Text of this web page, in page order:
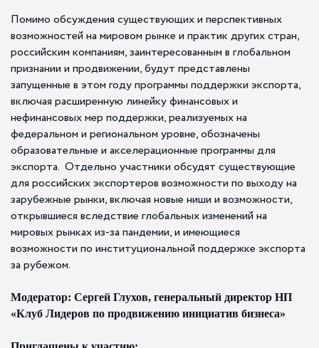
Помимо обсуждения существующих и перспективных
возможностей на мировом рынке и практик других стран,
российским компаниям, заинтересованным в глобальном
признании и продвижении, будут представлены
запущенные в этом году программы поддержки экспорта,
включая расширенную линейку финансовых и
нефинансовых мер поддержки, реализуемых на
федеральном и региональном уровне, обозначены
образовательные и акселерационные программы для
экспорта. Отдельно участники обсудят существующие
для российских экспортеров возможности по выходу на
зарубежные рынки, включая новые ниши и возможности,
открывшиеся вследствие глобальных изменений на
мировых рынках из-за пандемии, и имеющиеся
возможности по институциональной поддержке экспорта
за рубежом.
Модератор: Сергей Глухов, генеральный директор НП
«Клуб Лидеров по продвижению инициатив бизнеса»